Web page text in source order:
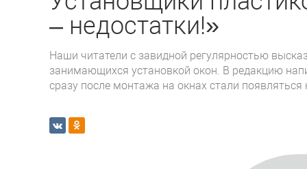
– недостатки!»
Наши читатели с завидной регулярностью
занимающихся установкой окон. В редакцию
сразу после монтажа на окнах стали появляться